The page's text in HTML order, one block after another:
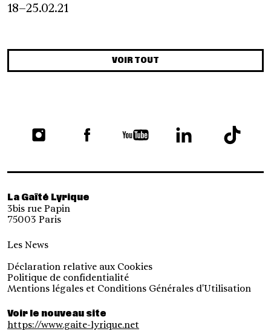
18–25.02.21
VOIR TOUT
La Gaîté Lyrique
3bis rue Papin
75003 Paris
Les News
Déclaration relative aux Cookies
Politique de confidentialité
Mentions légales et Conditions Générales d'Utilisation
Voir le nouveau site
https://www.gaite-lyrique.net